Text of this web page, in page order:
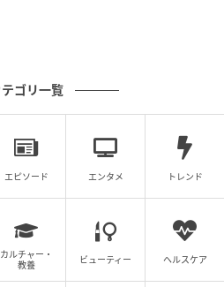
テゴリ一覧
エピソード エンタメ トレンド
カルチャー・
教養
ビューティー ヘルスケア